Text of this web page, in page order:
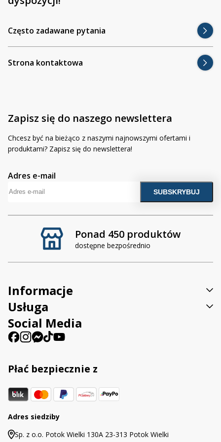
Często zadawane pytania
Bezpłatny projekt oświetlenia
O firmie
+48 81 884 70 94
+48 723 353 044
Inne akcesoria
Kontakt
Sprawdź wszystko
Ponad 450 produktów
dostępne bezpośrednio
Często zadawane pytania
Strona kontaktowa
Zapisz się do naszego newslettera
Chcesz być na bieżąco z naszymi najnowszymi ofertami i
produktami? Zapisz się do newslettera!
Adres e-mail
Informacje
Usługa
Social Media
Płać bezpiecznie z
Adres siedziby
Sp. z o.o. Potok Wielki 130A 23-313 Potok Wielki